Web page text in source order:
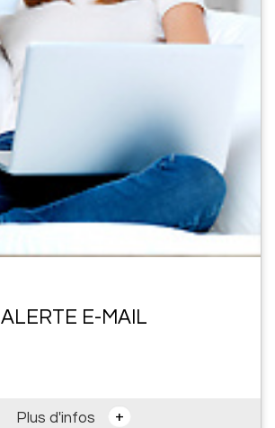
ALERTE E-MAIL
Plus d'infos +